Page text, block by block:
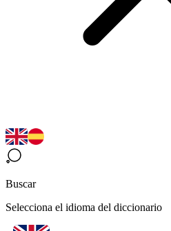
Buscar
Selecciona el idioma del diccionario